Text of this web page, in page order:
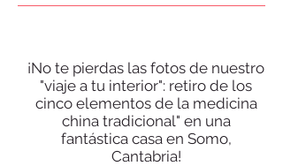
¡No te pierdas las fotos de nuestro
"viaje a tu interior": retiro de los
cinco elementos de la medicina
china tradicional" en una
fantástica casa en Somo,
Cantabria!